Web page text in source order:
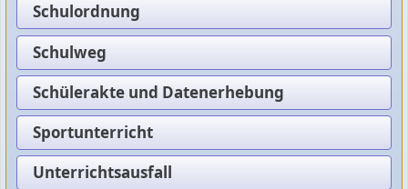
Schulordnung
Schulweg
Schülerakte und Datenerhebung
Sportunterricht
Unterrichtsausfall